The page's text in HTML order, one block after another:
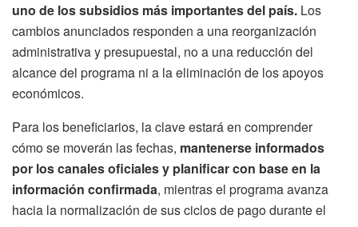
uno de los subsidios más importantes del país. Los
cambios anunciados responden a una reorganización
administrativa y presupuestal, no a una reducción del
alcance del programa ni a la eliminación de los apoyos
económicos.
Para los beneficiarios, la clave estará en comprender
cómo se moverán las fechas, mantenerse informados
por los canales oficiales y planificar con base en la
información confirmada, mientras el programa avanza
hacia la normalización de sus ciclos de pago durante el